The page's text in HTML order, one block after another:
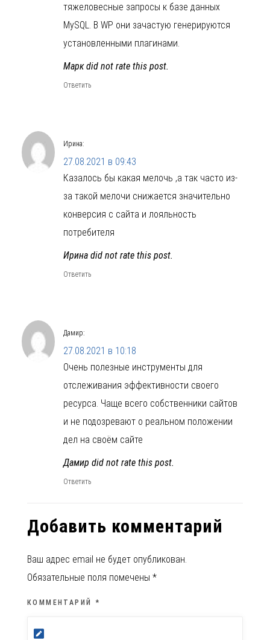
тяжеловесные запросы к базе данных
MySQL. В WP они зачастую генерируются
установленными плагинами.
Марк did not rate this post.
Ответить
Ирина:
27.08.2021 в 09:43
Казалось бы какая мелочь ,а так часто из-
за такой мелочи снижается значительно
конверсия с сайта и лояльность
потребителя
Ирина did not rate this post.
Ответить
Дамир:
27.08.2021 в 10:18
Очень полезные инструменты для
отслеживания эффективности своего
ресурса. Чаще всего собственники сайтов
и не подозревают о реальном положении
дел на своём сайте
Дамир did not rate this post.
Ответить
Добавить комментарий
Ваш адрес email не будет опубликован.
Обязательные поля помечены *
КОММЕНТАРИЙ *